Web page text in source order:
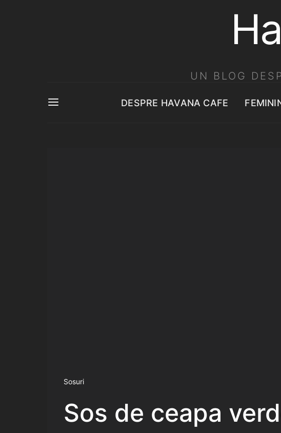
UN BLOG
DESPRE HAVANA CAFE
Sosuri
Sos de ceapa